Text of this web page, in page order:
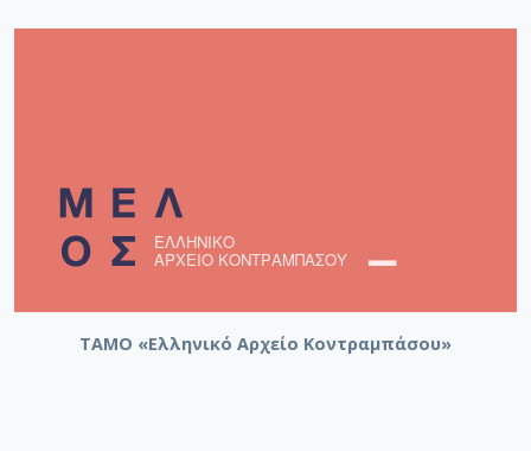
ΤΑΜΟ «Ελληνικό Αρχείο Κοντραμπάσου»